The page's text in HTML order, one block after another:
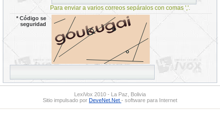
Para enviar a varios correos sepáralos con comas ','.
*Código se
seguridad
LexiVox 2010 - La Paz, Bolivia
Sitio impulsado por DeveNet.Net - software para Internet